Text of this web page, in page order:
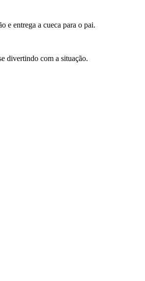
e entrega a cueca para o pai.
divertindo com a situação.